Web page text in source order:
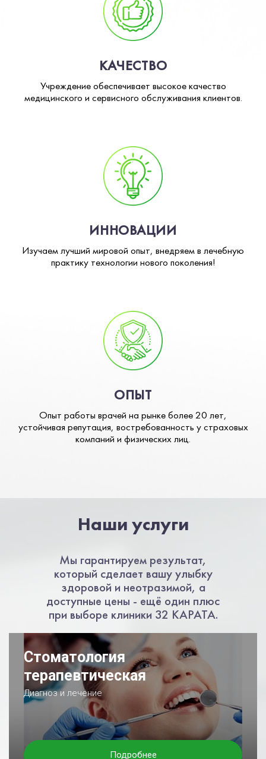
КАЧЕСТВО
Учреждение обеспечивает высокое качество
медицинского и сервисного обслуживания клиентов.
ИННОВАЦИИ
Изучаем лучший мировой опыт, внедряем в лечебную
практику технологии нового поколения!
ОПЫТ
Опыт работы врачей на рынке более 20 лет,
устойчивая репутация, востребованность у страховых
компаний и физических лиц.
Наши услуги
Мы гарантируем результат,
который сделает вашу улыбку
здоровой и неотразимой, а
доступные цены - ещё один плюс
при выборе клиники 32 КАРАТА.
Стоматология
терапевтическая
Диагноз и лечение
Подробнее